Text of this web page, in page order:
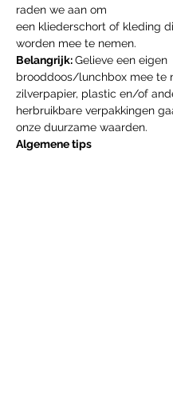
raden we aan om
een kliederschort of kleding
worden mee te nemen.
Belangrijk: Gelieve een eigen
brooddoos/lunchbox mee te
zilverpapier, plastic en/of
herbruikbare verpakkingen
onze duurzame waarden.
Algemene tips